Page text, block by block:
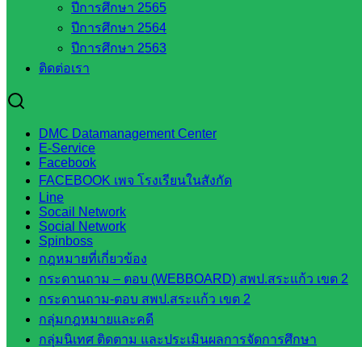
ปีการศึกษา 2565
ปีการศึกษา 2564
ปีการศึกษา 2563
ติดต่อเรา
DMC Datamanagement Center
E-Service
Facebook
FACEBOOK เพจ โรงเรียนในสังกัด
Line
Socail Network
Social Network
Spinboss
กฎหมายที่เกี่ยวข้อง
กระดานถาม – ตอบ (WEBBOARD) สพป.สระแก้ว เขต 2
กระดานถาม-ตอบ สพป.สระแก้ว เขต 2
กลุ่มกฎหมายและคดี
กลุ่มนิเทศ ติดตาม และประเมินผลการจัดการศึกษา
สพป.
สระแก้ว
เขต 1
สพป.สระแก้ว
ในสังกัด
สพป.สระแก้ว
เขต 1
โรงเรียน
ในสังกัด
สพป.สระแก้ว
เขต 2
วิทยาลัย
เทคนิค
สระแก้ว
วิทยาลัย